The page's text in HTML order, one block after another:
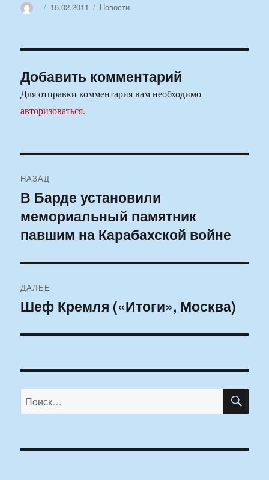
АвторОпубликовано
15.02.2011 Рубрики
Новости
Добавить комментарий
Для отправки комментария вам необходимо
авторизоваться.
по
записям
НАЗАД
Предыдущая
запись:
В Барде установили
мемориальный памятник
павшим на Карабахской войне
ДАЛЕЕ
Следующая
Шеф Кремля («Итоги», Москва)
Искать: